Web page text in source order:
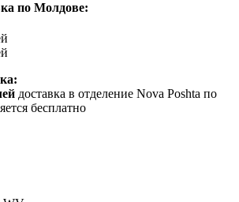
по Молдове:
доставка в отделение Nova Poshta по
бесплатно